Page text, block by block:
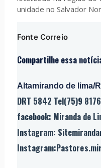
unidade no Salvador
Fonte Correio
Compartilhe essa
Altamirando de lima/
DRT 5842 Tel(75)9
facebook: Miranda de
Instagram: